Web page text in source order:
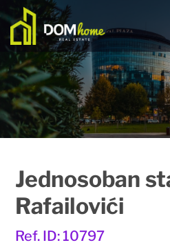
Jednosoban
Rafailovići
Ref. ID: 10797